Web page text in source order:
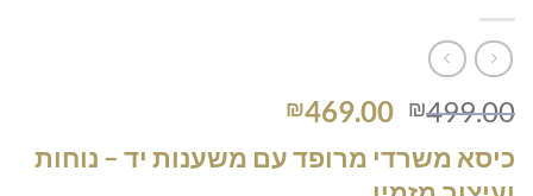
₪499.00
המחיר
היה:
₪469.00
הוא:
כיסא משרדי מרופד עם משענות יד – נוחות